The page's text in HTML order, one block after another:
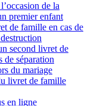
de la
premier enfant
de famille en cas de
second livret de
de séparation
du mariage
livret de famille
en ligne